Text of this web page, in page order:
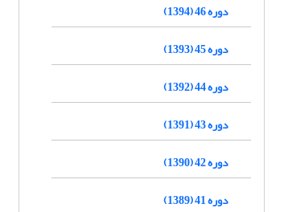
دوره 46 (1394)
دوره 45 (1393)
دوره 44 (1392)
دوره 43 (1391)
دوره 42 (1390)
دوره 41 (1389)